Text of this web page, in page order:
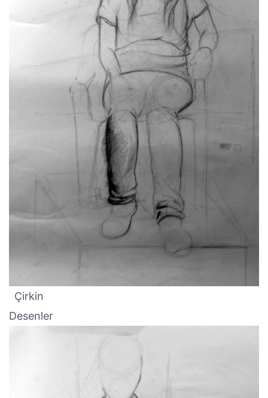
Çirkin
Desenler